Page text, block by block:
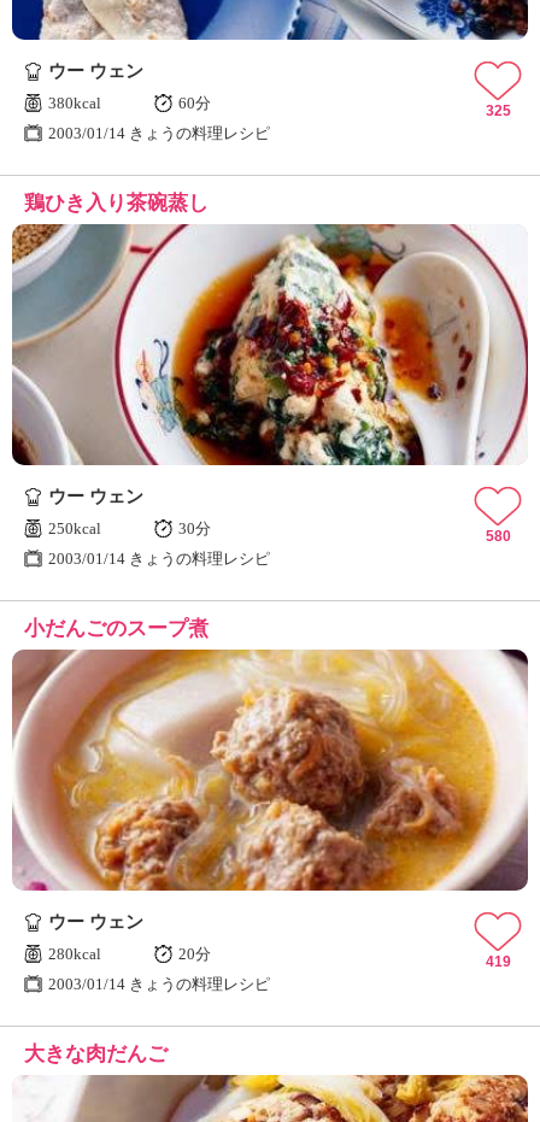
ウー ウェン
380kcal
60分
2003/01/14 きょうの料理レシピ
325
鶏ひき入り茶碗蒸し
ウー ウェン
250kcal
30分
2003/01/14 きょうの料理レシピ
580
小だんごのスープ煮
ウー ウェン
280kcal
20分
2003/01/14 きょうの料理レシピ
419
大きな肉だんご